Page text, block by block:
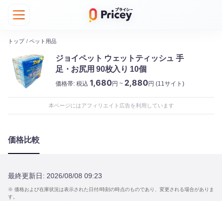
トップ / ペット用品
ジョイペット ウェットティッシュ 手
足・お尻用 90枚入り 10個
価格帯: 税込 1,680円 ~ 2,880円 (11サイト)
本ページにはアフィリエイト広告を利用しています
価格比較
最終更新日: 2026/08/08 09:23
※ 価格および在庫状況は表示された日付/時刻の時点のものであり、変更される場合がありま
す。